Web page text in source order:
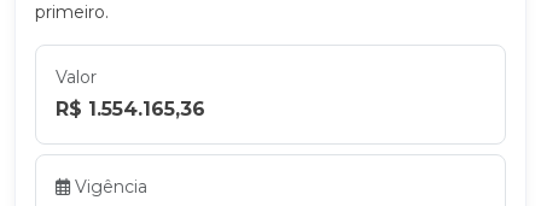
primeiro.
Valor
R$ 1.554.165,36
Vigência